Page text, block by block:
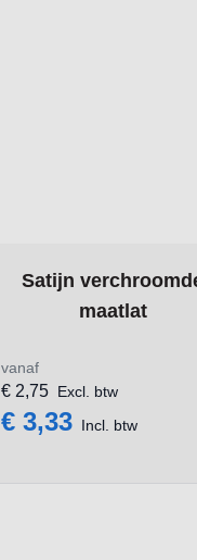
Satijn
maatlat
vanaf
€ 3,33 Incl. btw
€ 2,75 Excl. btw